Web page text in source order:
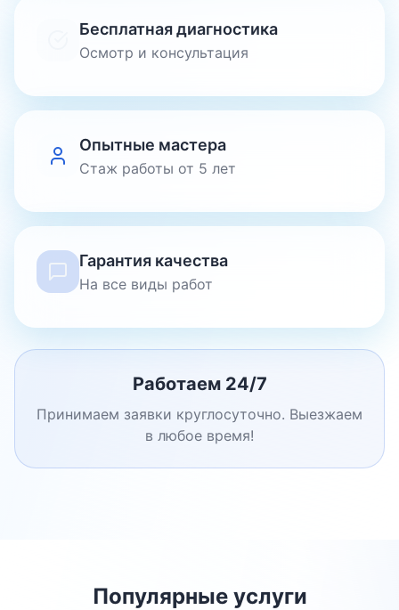
Бесплатная диагностика
Осмотр и консультация
Опытные мастера
Стаж работы от 5 лет
Гарантия качества
На все виды работ
Работаем 24/7
Принимаем заявки круглосуточно. Выезжаем
в любое время!
Популярные услуги